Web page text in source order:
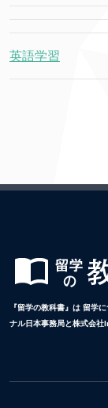
英語学習
『留学の教科書』は 留学
ナル日本事務局と株式会社